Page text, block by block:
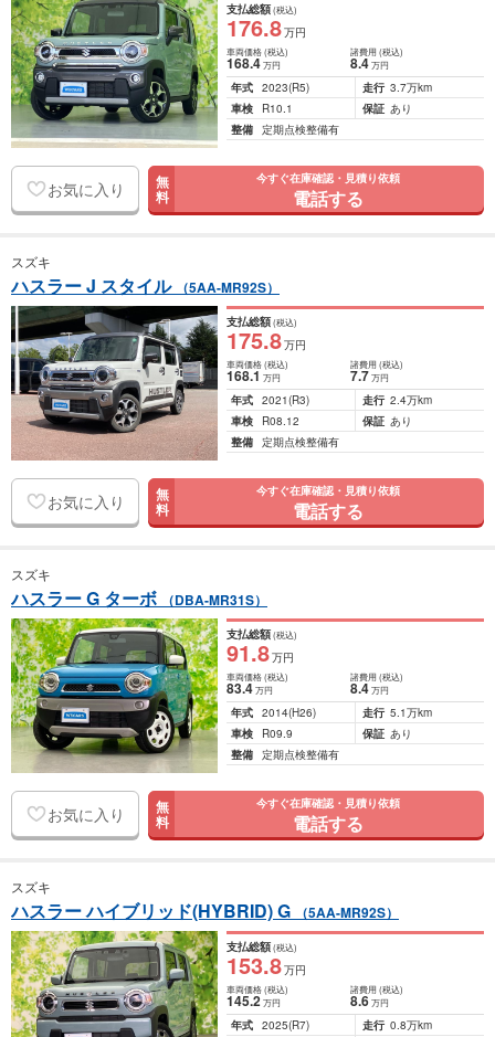
支払総額(税込)
176.8万円
車両価格(税込)
168.4万円
諸費用 (税込)
8.4 万円
年式 2023(R5) 走行 3.7万km
車検
R10.1 保証 あり
整備 定期点検整備有
お気に入り 無
料
今すぐ在庫確認・見積り依頼
電話する
スズキ
ハスラー J スタイル （5AA-MR92S）
支払総額(税込)
175.8万円
車両価格(税込)
168.1万円
諸費用 (税込)
7.7 万円
年式 2021(R3) 走行 2.4万km
車検
R08.12 保証 あり
整備 定期点検整備有
お気に入り 無
料
今すぐ在庫確認・見積り依頼
電話する
スズキ
ハスラー G ターボ （DBA-MR31S）
支払総額(税込)
91.8万円
車両価格(税込)
83.4万円
諸費用 (税込)
8.4 万円
年式 2014(H26) 走行 5.1万km
車検
R09.9 保証 あり
整備 定期点検整備有
お気に入り 無
料
今すぐ在庫確認・見積り依頼
電話する
スズキ
ハスラー ハイブリッド(HYBRID) G （5AA-MR92S）
支払総額(税込)
153.8万円
車両価格(税込)
145.2万円
諸費用 (税込)
8.6 万円
年式 2025(R7) 走行 0.8万km